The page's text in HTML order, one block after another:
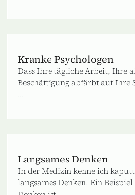
Kranke Psychologen
Dass Ihre tägliche Arbeit, Ihre
Beschäftigung abfärbt auf Ihre
...
Langsames Denken
In der Medizin kenne ich
langsames Denken. Ein